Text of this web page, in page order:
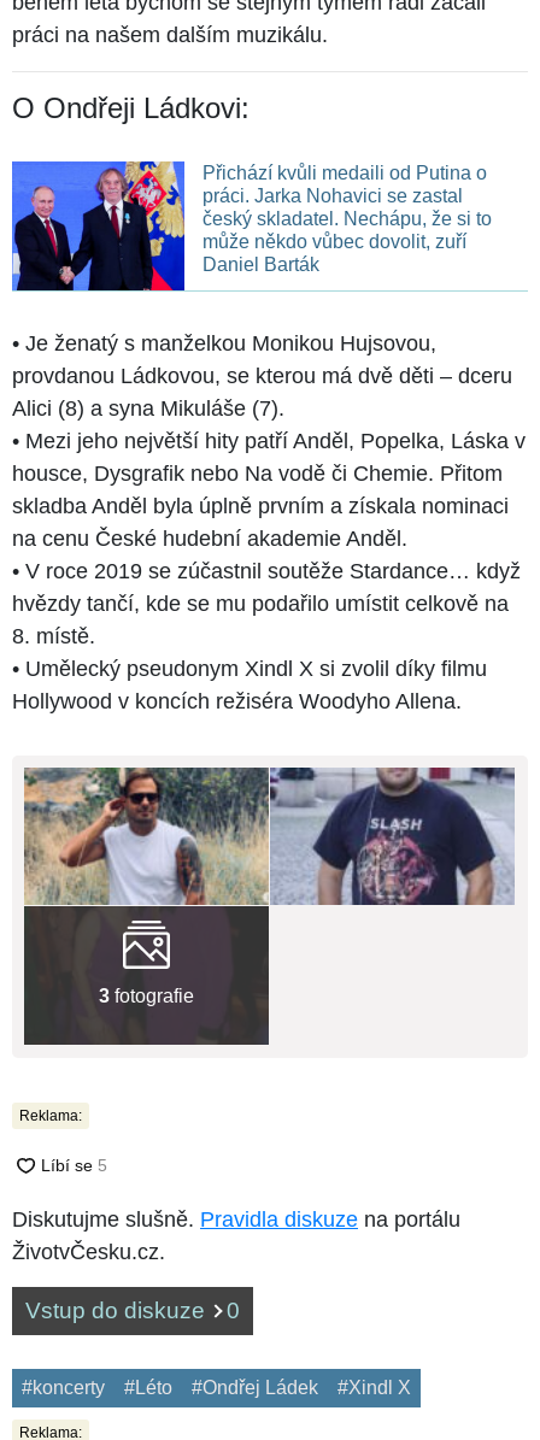
práci na našem dalším muzikálu.
O Ondřeji Ládkovi:
Přichází kvůli medaili od Putina o
práci. Jarka Nohavici se zastal
český skladatel. Nechápu, že si to
může někdo vůbec dovolit, zuří
Daniel Barták
• Je ženatý s manželkou Monikou Hujsovou,
provdanou Ládkovou, se kterou má dvě děti – dceru
Alici (8) a syna Mikuláše (7).
• Mezi jeho největší hity patří Anděl, Popelka, Láska v
housce, Dysgrafik nebo Na vodě či Chemie. Přitom
skladba Anděl byla úplně prvním a získala nominaci
na cenu České hudební akademie Anděl.
• V roce 2019 se zúčastnil soutěže Stardance… když
hvězdy tančí, kde se mu podařilo umístit celkově na
8. místě.
• Umělecký pseudonym Xindl X si zvolil díky filmu
Hollywood v koncích režiséra Woodyho Allena.
3 fotografie
Reklama:
Diskutujme slušně. Pravidla diskuze na portálu
ŽivotvČesku.cz.
Vstup do diskuze 0
#koncerty #Léto #Ondřej Ládek #Xindl X
Reklama: